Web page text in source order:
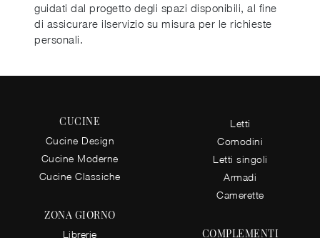
guidati dal progetto degli spazi disponibili, al fine
di assicurare ilservizio su misura per le richieste
personali.
CUCINE
Cucine Design
Cucine Moderne
Cucine Classiche
ZONA GIORNO
Librerie
Letti
Comodini
Letti singoli
Armadi
Camerette
COMPLEMENTI